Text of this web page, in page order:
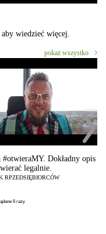
wiedzieć więcej.
pokaż wszystko
#otwieraMY. Dokładny opis
legalnie.
RPZEDSIĘBIORCÓW
6 razy